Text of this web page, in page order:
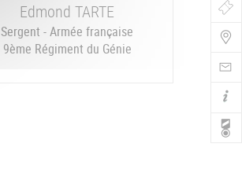
de
Edmond TARTE
Sergent - Armée française
9ème Régiment du Génie